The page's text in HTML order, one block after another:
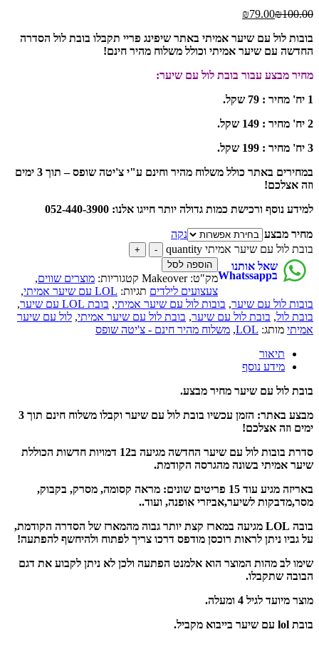
₪100.00
₪79.00
בובות לול עם שיער אמיתי באתר שיפינג פריי תקבלו בובת לול הסדרה
החדשה עם שיער אמיתי וכולל משלוח מהיר חינם!
מחיר מבצע עבור בובת לול עם שיער:
1 יח' מחיר : 79 שקל.
2 יח' מחיר : 149 שקל.
3 יח' מחיר : 199 שקל.
במחירים באתר כולל משלוח מהיר וחינם ע"י צ'יטה שופס – תוך 3 ימים
וזה אצלכם!
למידע נוסף ורכישת כמות גדולה יותר חייגו אלנו: 052-440-3900
מחיר מבצע
נקה
בובת לול עם שיער אמיתי quantity
הוספה לסל שאל אותנו
בWhatssapp מק"ט:Makeover קטגוריות: מוצרים שווים,
צעצועים לילדים תגיות: LOL עם שיער אמיתי
,
בובות לול עם שיער, בובות לול עם שיער אמיתי, בובת LOL עם שיער
,
בובת לול, בובת לול עם שיער, בובת לול עם שיער אמיתי, לול עם שיער
אמיתי מותג: LOL
, משלוח מהיר חינם - צ'יטה שופס
תיאור
מידע נוסף
בובת לול עם שיער מחיר מבצע.
מבצע באתר: הזמן עכשיו בובת לול עם שיער וקבלו משלוח חינם תוך 3
ימים וזה אצלכם!
סדרת בובות לול עם שיער החדשה מגיעה ב12 דמויות חדשות הכוללת
שיער אמיתי בשונה מהגרסה הקודמת.
באריזה מגיע עוד 15 פריטים שונים: מראה קסומה, מסרק, בקבוק,
מסר,מדבקות לשיער,אביזרי אופנה, ועוד..
בובה LOL מגיעה במארז קצת יותר גבוה מהמארז של הסדרה הקודמת,
על גביו ניתן לראות רוכסן מודפס דרכו צריך לפתוח ולהיחשף להפתעה!
שימו לב מהות המוצר הוא אלמנט הפתעה ולכן לא ניתן לקבוע את דגם
הבובה שתקבלו.
מוצר מיועד לגיל 4 ומעלה.
בובת lol עם שיער בייבוא מקביל.